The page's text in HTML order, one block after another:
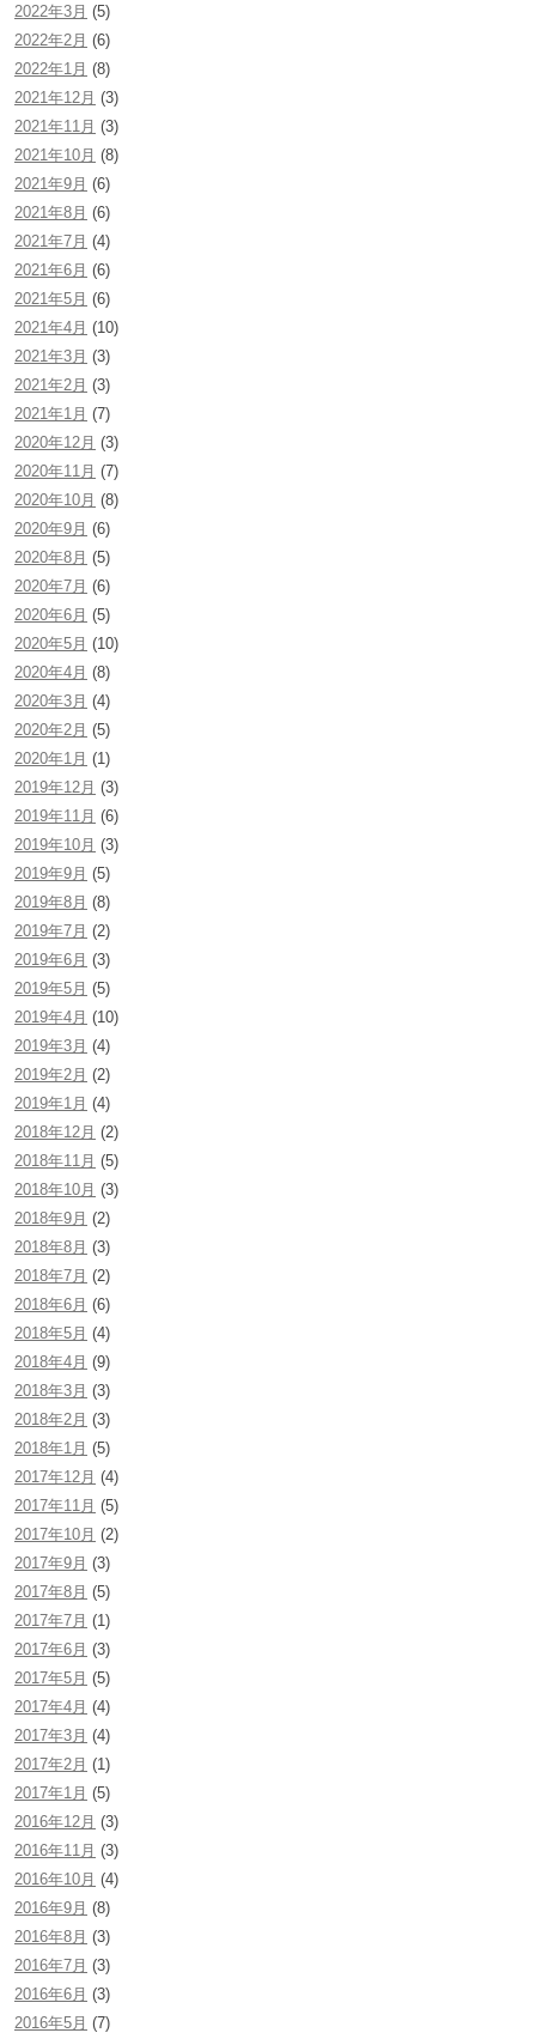
2022年3月 (5)
2022年2月 (6)
2022年1月 (8)
2021年12月 (3)
2021年11月 (3)
2021年10月 (8)
2021年9月 (6)
2021年8月 (6)
2021年7月 (4)
2021年6月 (6)
2021年5月 (6)
2021年4月 (10)
2021年3月 (3)
2021年2月 (3)
2021年1月 (7)
2020年12月 (3)
2020年11月 (7)
2020年10月 (8)
2020年9月 (6)
2020年8月 (5)
2020年7月 (6)
2020年6月 (5)
2020年5月 (10)
2020年4月 (8)
2020年3月 (4)
2020年2月 (5)
2020年1月 (1)
2019年12月 (3)
2019年11月 (6)
2019年10月 (3)
2019年9月 (5)
2019年8月 (8)
2019年7月 (2)
2019年6月 (3)
2019年5月 (5)
2019年4月 (10)
2019年3月 (4)
2019年2月 (2)
2019年1月 (4)
2018年12月 (2)
2018年11月 (5)
2018年10月 (3)
2018年9月 (2)
2018年8月 (3)
2018年7月 (2)
2018年6月 (6)
2018年5月 (4)
2018年4月 (9)
2018年3月 (3)
2018年2月 (3)
2018年1月 (5)
2017年12月 (4)
2017年11月 (5)
2017年10月 (2)
2017年9月 (3)
2017年8月 (5)
2017年7月 (1)
2017年6月 (3)
2017年5月 (5)
2017年4月 (4)
2017年3月 (4)
2017年2月 (1)
2017年1月 (5)
2016年12月 (3)
2016年11月 (3)
2016年10月 (4)
2016年9月 (8)
2016年8月 (3)
2016年7月 (3)
2016年6月 (3)
2016年5月 (7)